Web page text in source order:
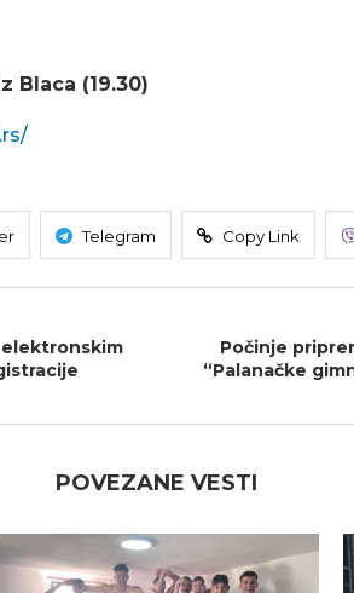
Blaca (19.30)
Telegram Copy Link
elektronskim
Počinje
“Palanačke
POVEZANE VESTI